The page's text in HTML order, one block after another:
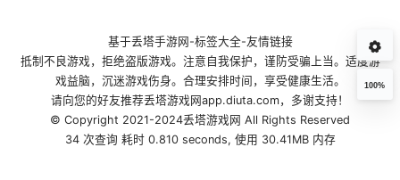
100%
基于丢塔手游网 -标签大全-友情链接
抵制不良游戏，拒绝盗版游戏。注意自我保护，谨防受骗上当。适度游
戏益脑，沉迷游戏伤身。合理安排时间，享受健康生活。
请向您的好友推荐丢塔游戏网app.diuta.com，多谢支持！
© Copyright 2021-2024丢塔游戏网 All Rights Reserved
34 次查询 耗时 0.810 seconds, 使用 30.41MB 内存